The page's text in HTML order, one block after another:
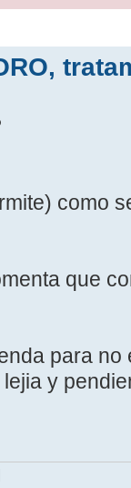
como
que
para
y